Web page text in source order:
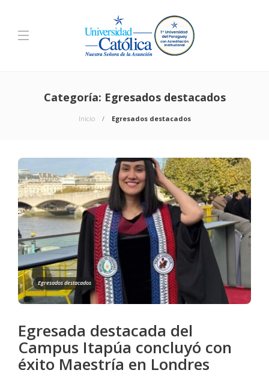
Categoría: Egresados destacados
Inicio Egresados destacados
Egresados destacados
Egresada destacada del
Campus Itapúa concluyó con
éxito Maestría en Londres